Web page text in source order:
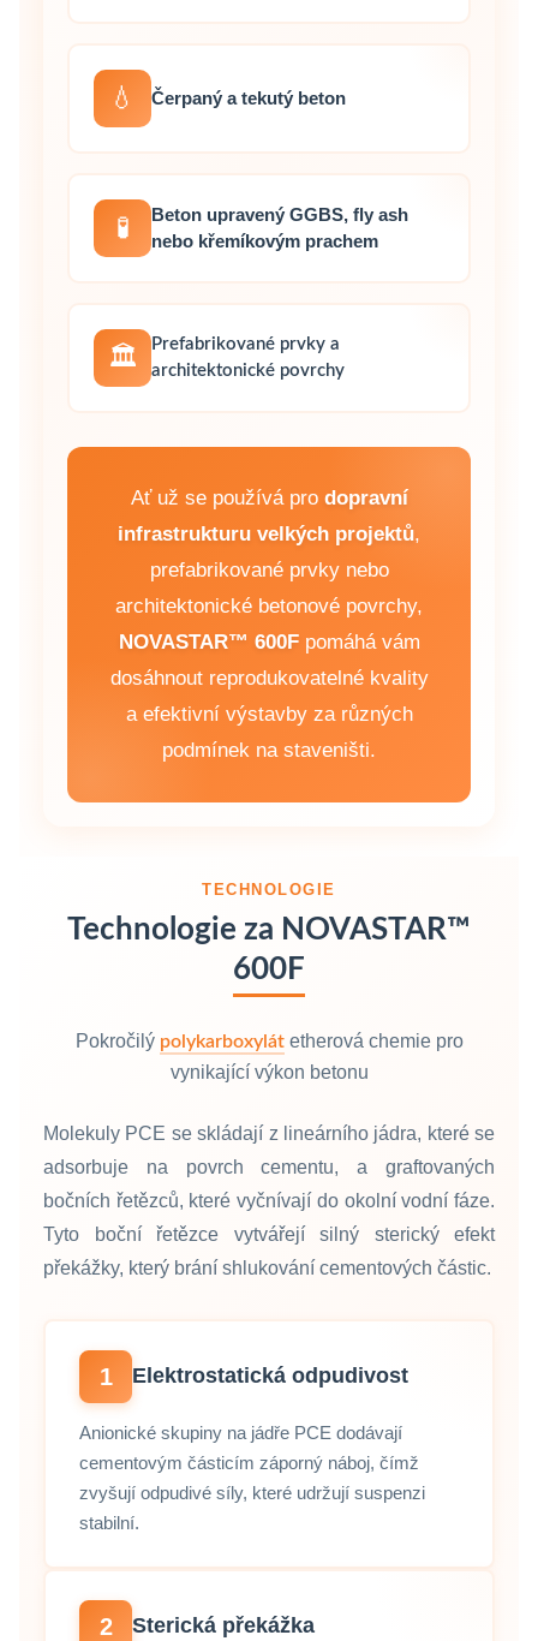
💧 Čerpaný a tekutý beton
🧪
Beton upravený GGBS, fly ash
nebo křemíkovým prachem
🏛️
Prefabrikované prvky a
architektonické povrchy
Ať už se používá pro dopravní
infrastrukturu velkých projektů,
prefabrikované prvky nebo
architektonické betonové povrchy,
NOVASTAR™ 600Fpomáhá vám
dosáhnout reprodukovatelné kvality
a efektivní výstavby za různých
podmínek na staveništi.
TECHNOLOGIE
Technologie za NOVASTAR™
600F
Pokročilý polykarboxylátetherová chemie pro
vynikající výkon betonu
Molekuly PCE se skládají z lineárního jádra, které se
adsorbuje na povrch cementu, a graftovaných
bočních řetězců, které vyčnívají do okolní vodní fáze.
Tyto boční řetězce vytvářejí silný sterický efekt
překážky, který brání shlukování cementových částic.
1 Elektrostatická odpudivost
Anionické skupiny na jádře PCE dodávají
cementovým částicím záporný náboj, čímž
zvyšují odpudivé síly, které udržují suspenzi
stabilní.
2 Sterická překážka